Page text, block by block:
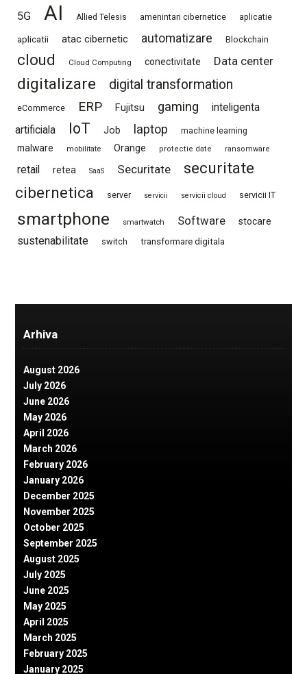
5G AI Allied Telesis amenintari cibernetice aplicatie
aplicatii atac cibernetic automatizare Blockchain
cloud Cloud Computing conectivitate Data center
digitalizare digital transformation
eCommerce ERP Fujitsu gaming
inteligenta
artificiala
IoT Job laptop machine learning
malware mobilitate Orange protectie date ransomware
retail retea SaaS Securitate
securitate
cibernetica
server servicii servicii cloud servicii IT
smartphone smartwatch Software stocare
sustenabilitate switch transformare digitala
Arhiva
August 2026
July 2026
June 2026
May 2026
April 2026
March 2026
February 2026
January 2026
December 2025
November 2025
October 2025
September 2025
August 2025
July 2025
June 2025
May 2025
April 2025
March 2025
February 2025
January 2025